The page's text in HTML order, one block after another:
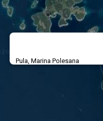
Pula, Marina Polesana